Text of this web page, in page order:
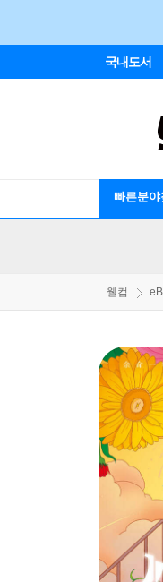
국내도서
빠른분야
웰컴